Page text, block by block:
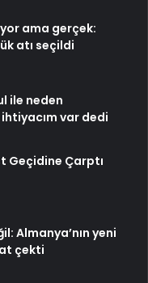
ama gerçek:
atı seçildi
ile neden
ihtiyacım var dedi
Geçidine Çarptı
Almanya’nın yeni
çekti